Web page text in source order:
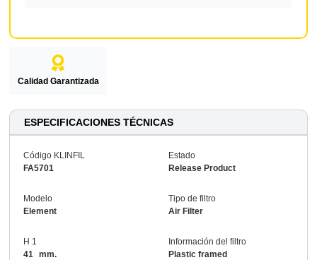
Calidad Garantizada
ESPECIFICACIONES TÉCNICAS
Código KLINFIL
FA5701
Estado
Release Product
Modelo
Element
Tipo de filtro
Air Filter
H 1
41
mm.
Información del filtro
Plastic framed